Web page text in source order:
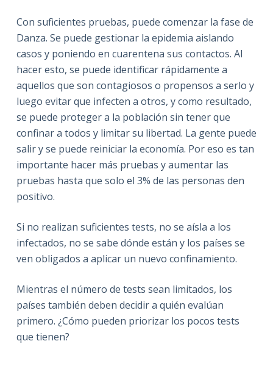
Con suficientes pruebas, puede comenzar la fase de
Danza. Se puede gestionar la epidemia aislando
casos y poniendo en cuarentena sus contactos. Al
hacer esto, se puede identificar rápidamente a
aquellos que son contagiosos o propensos a serlo y
luego evitar que infecten a otros, y como resultado,
se puede proteger a la población sin tener que
confinar a todos y limitar su libertad. La gente puede
salir y se puede reiniciar la economía. Por eso es tan
importante hacer más pruebas y aumentar las
pruebas hasta que solo el 3% de las personas den
positivo.
Si no realizan suficientes tests, no se aísla a los
infectados, no se sabe dónde están y los países se
ven obligados a aplicar un nuevo confinamiento.
Mientras el número de tests sean limitados, los
países también deben decidir a quién evalúan
primero. ¿Cómo pueden priorizar los pocos tests
que tienen?